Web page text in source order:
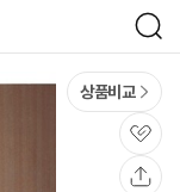
검
색
상품비교
관
심